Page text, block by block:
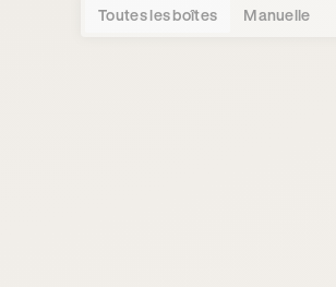
Toutes les boîtes Manuelle